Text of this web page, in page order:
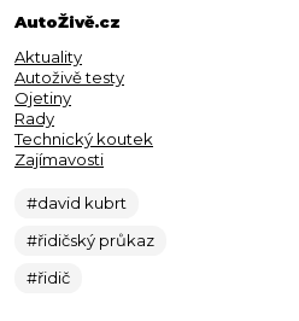
AutoŽivě.cz
Aktuality
Autoživě testy
Ojetiny
Rady
Technický koutek
Zajímavosti
#david kubrt
#řidičský průkaz
#řidič